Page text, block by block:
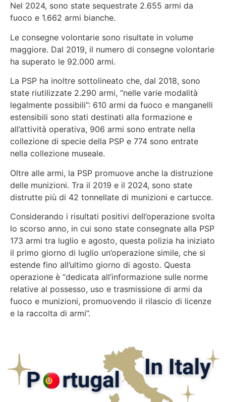
Nel 2024, sono state sequestrate 2.655 armi da
fuoco e 1.662 armi bianche.
Le consegne volontarie sono risultate in volume
maggiore. Dal 2019, il numero di consegne volontarie
ha superato le 92.000 armi.
La PSP ha inoltre sottolineato che, dal 2018, sono
state riutilizzate 2.290 armi, “nelle varie modalità
legalmente possibili”: 610 armi da fuoco e manganelli
estensibili sono stati destinati alla formazione e
all’attività operativa, 906 armi sono entrate nella
collezione di specie della PSP e 774 sono entrate
nella collezione museale.
Oltre alle armi, la PSP promuove anche la distruzione
delle munizioni. Tra il 2019 e il 2024, sono state
distrutte più di 42 tonnellate di munizioni e cartucce.
Considerando i risultati positivi dell’operazione svolta
lo scorso anno, in cui sono state consegnate alla PSP
173 armi tra luglio e agosto, questa polizia ha iniziato
il primo giorno di luglio un’operazione simile, che si
estende fino all’ultimo giorno di agosto. Questa
operazione è “dedicata all’informazione sulle norme
relative al possesso, uso e trasmissione di armi da
fuoco e munizioni, promuovendo il rilascio di licenze
e la raccolta di armi”.